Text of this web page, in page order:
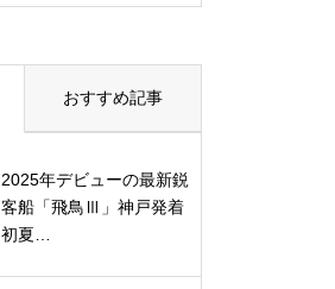
おすすめ記事
2025年デビューの最新鋭
客船「飛鳥Ⅲ」神戸発着
初夏…